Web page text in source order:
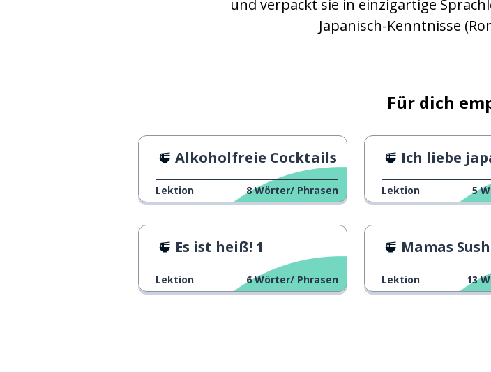
und verpackt sie in einzigartige
Japanisch-Kenntnisse
Für dich
Alkoholfreie Cocktails
Lektion 8 Wörter/ Phrasen
Ich liebe
Lektion 5
Es ist heiß! 1
Lektion 6 Wörter/ Phrasen
Mamas Sushi-
Lektion 13